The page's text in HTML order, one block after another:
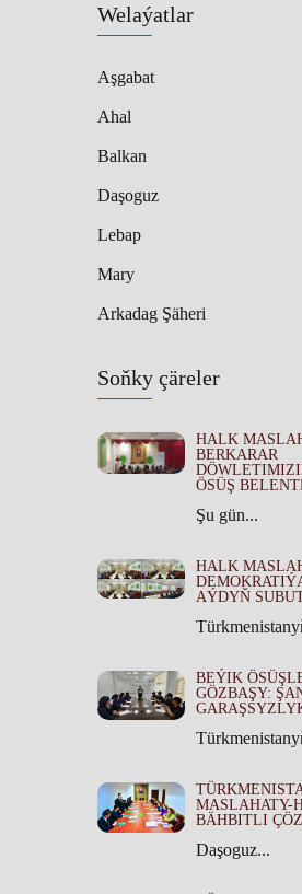
Welaýatlar
Aşgabat
Ahal
Balkan
Daşoguz
Lebap
Mary
Arkadag Şäheri
Soňky çäreler
HALK
BERKARAR
ÖSÜŞ
Şu gün...
HALK
AÝDYŇ
BEÝIK
GÖZBAŞY:
MASLAHATY-
BÄHBITLI
Daşoguz...